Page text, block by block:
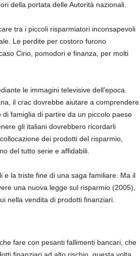
della portata delle Autorità nazionali.
tra i piccoli risparmiatori inconsapevoli
Le perdite per costoro furono
Cirio, pomodori e finanza, per molti
le immagini televisive dell’epoca.
il crac dovrebbe aiutare a comprendere
famiglia di partire da un piccolo paese
gli italiani dovrebbero ricordarli
dei prodotti del risparmio,
del tutto serie e affidabili.
la triste fine di una saga familiare. Ma il
una nuova legge sul risparmio (2005),
nella vendita di prodotti finanziari.
fare con pesanti fallimenti bancari, che